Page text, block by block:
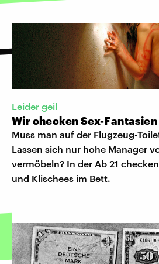
Leider geil
Wir checken Sex-Fantasien
Muss man auf der Flugzeug-
Lassen sich nur hohe Manager
vermöbeln? In der Ab 21
und Klischees im Bett.